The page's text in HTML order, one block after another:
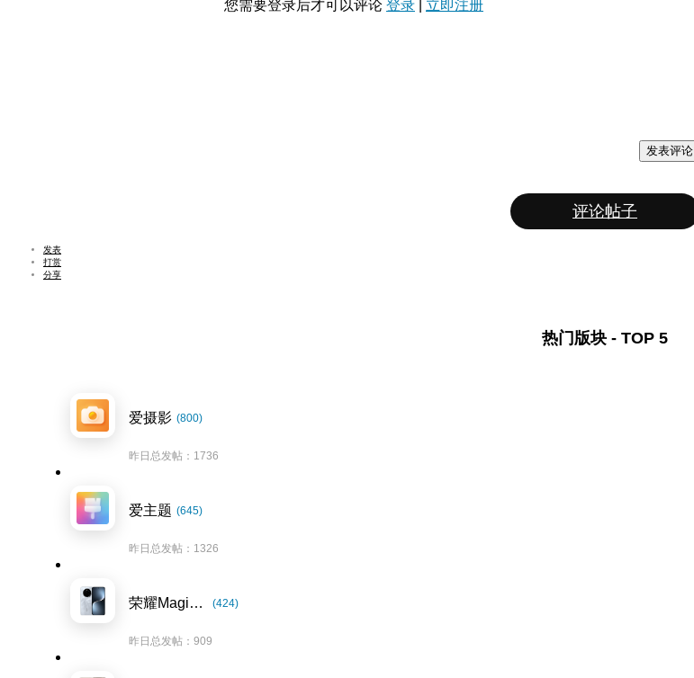
您需要登录后才可以评论 登录 立即注册
发表评论
评论帖子
发表
打赏
分享
热门版块 - TOP 5
爱摄影 (800)
昨日总发帖：1736
爱主题 (645)
昨日总发帖：1326
荣耀Magic7系列 (424)
昨日总发帖：909